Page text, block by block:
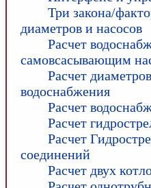
Три закона/
диаметров и насосов
Расчет
самовсасывающим
Расчет
водоснабжения
Расчет
Расчет
Расчет
соединений
Расчет двух